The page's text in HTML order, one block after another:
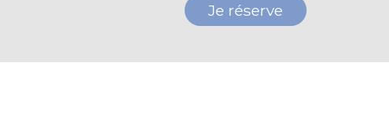
Je réserve